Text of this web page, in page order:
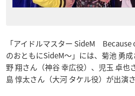
「アイドルマスター SideM
のおともにSideM～」には、菊池 勇
野 翔さん（神谷 幸広役）、児玉 卓也
島 惇太さん（大河 タケル役）が出演